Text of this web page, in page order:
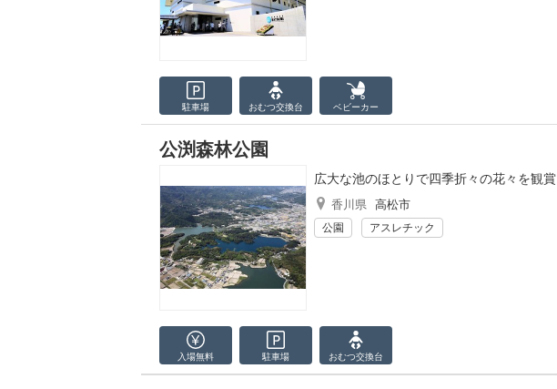
駐車場 おむつ交換台 ベビーカー
公渕森林公園
広大な池のほとりで四季折々の花々を観賞
香川県 高松市
公園 アスレチック
入場無料 駐車場 おむつ交換台